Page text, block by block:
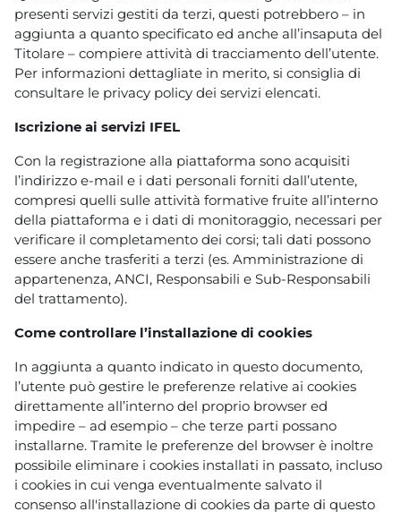
presenti servizi gestiti da terzi, questi potrebbero – in
aggiunta a quanto specificato ed anche all’insaputa del
Titolare – compiere attività di tracciamento dell’utente.
Per informazioni dettagliate in merito, si consiglia di
consultare le privacy policy dei servizi elencati.
Iscrizione ai servizi IFEL
Con la registrazione alla piattaforma sono acquisiti
l’indirizzo e-mail e i dati personali forniti dall’utente,
compresi quelli sulle attività formative fruite all’interno
della piattaforma e i dati di monitoraggio, necessari per
verificare il completamento dei corsi; tali dati possono
essere anche trasferiti a terzi (es. Amministrazione di
appartenenza, ANCI, Responsabili e Sub-Responsabili
del trattamento).
Come controllare l’installazione di cookies
In aggiunta a quanto indicato in questo documento,
l’utente può gestire le preferenze relative ai cookies
direttamente all’interno del proprio browser ed
impedire – ad esempio – che terze parti possano
installarne. Tramite le preferenze del browser è inoltre
possibile eliminare i cookies installati in passato, incluso
i cookies in cui venga eventualmente salvato il
consenso all'installazione di cookies da parte di questo